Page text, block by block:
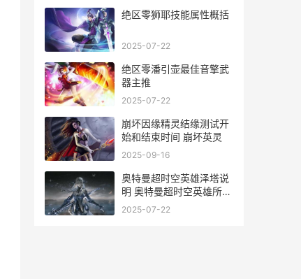
绝区零狮耶技能属性概括
2025-07-22
绝区零潘引壶最佳音擎武
器主推
2025-07-22
崩坏因缘精灵结缘测试开
始和结束时间 崩坏英灵
2025-09-16
奥特曼超时空英雄泽塔说
明 奥特曼超时空英雄所有
角色介绍
2025-07-22